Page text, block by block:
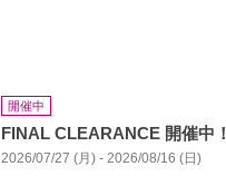
開催中
FINAL CLEARANCE 開催中！
2026/07/27 (月) - 2026/08/16 (日)